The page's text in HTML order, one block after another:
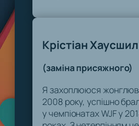
Крістіан
(заміна присяжного)
Я захоплююся
2008 року, успішно
у чемпіонатах WJF у